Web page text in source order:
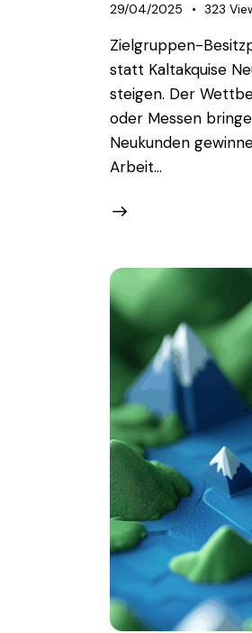
29/04/2025 323
Zielgruppen-
statt Kaltakquise
steigen. Der
oder Messen
Neukunden
Arbeit…